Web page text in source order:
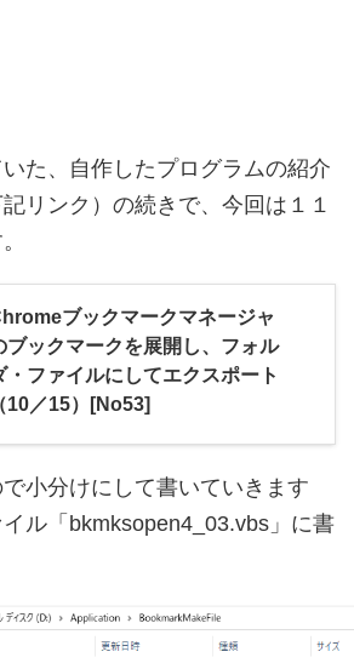
た、自作したプログラムの紹介
リンク）の続きで、今回は１１
ブックマークマネージャ
ブックマークを展開し、フォル
・ファイルにしてエクスポート
10／15）[No53]
小分けにして書いていきます
ル「bkmksopen4_03.vbs」に書